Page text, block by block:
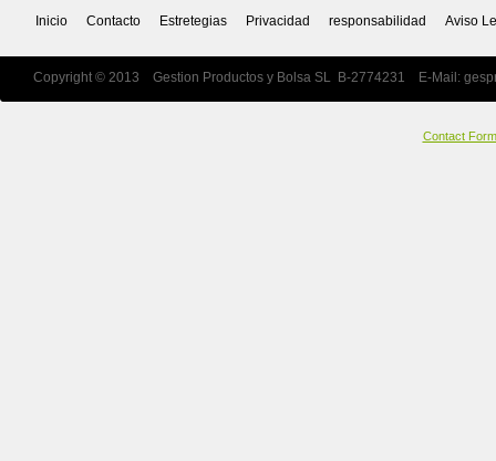
Inicio Contacto Estretegias Privacidad responsabilidad Aviso
Copyright © 2013 Gestion Productos y Bolsa SL B-2774231 E-Mail:
Contact Form